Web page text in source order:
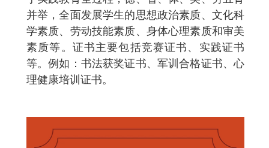
并举，全面发展学生的思想政治素质、文化科
学素质、劳动技能素质、身体心理素质和审美
素质等。证书主要包括竞赛证书、实践证书
等。例如：书法获奖证书、军训合格证书、心
理健康培训证书。